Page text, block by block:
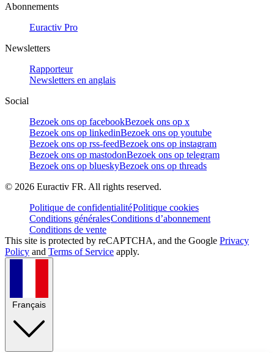
Abonnements
Euractiv Pro
Newsletters
Rapporteur
Newsletters en anglais
Social
Bezoek ons op facebookBezoek ons op x
Bezoek ons op linkedinBezoek ons op youtube
Bezoek ons op rss-feedBezoek ons op instagram
Bezoek ons op mastodonBezoek ons op telegram
Bezoek ons op blueskyBezoek ons op threads
© 2026 Euractiv FR. All rights reserved.
Politique de confidentialitéPolitique cookies
Conditions généralesConditions d’abonnement
Conditions de vente
This site is protected by reCAPTCHA, and the Google Privacy
Policy and Terms of Service apply.
Français